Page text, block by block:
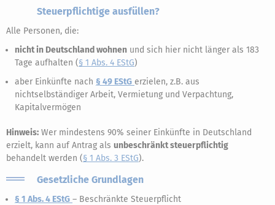
Steuerpflichtige ausfüllen?
Alle Personen, die:
nicht in Deutschland wohnen und sich hier nicht länger als 183
Tage aufhalten (§ 1 Abs. 4 EStG)
aber Einkünfte nach § 49 EStG erzielen, z.B. aus
nichtselbständiger Arbeit, Vermietung und Verpachtung,
Kapitalvermögen
Hinweis: Wer mindestens 90% seiner Einkünfte in Deutschland
erzielt, kann auf Antrag als unbeschränkt steuerpflichtig
behandelt werden (§ 1 Abs. 3 EStG).
Gesetzliche Grundlagen
§ 1 Abs. 4 EStG – Beschränkte Steuerpflicht